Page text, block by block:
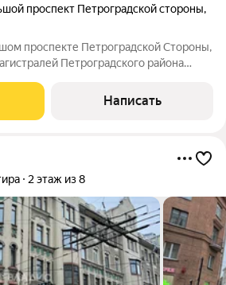
проспект Петроградской стороны,
проспекте Петроградской Стороны,
Петроградского района
Н. Н. Никонова, построенного по
Написать
2 этаж из 8